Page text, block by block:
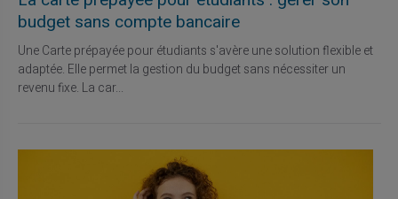
budget sans compte bancaire
Une Carte prépayée pour étudiants s'avère une solution flexible et
adaptée. Elle permet la gestion du budget sans nécessiter un
revenu fixe. La car...